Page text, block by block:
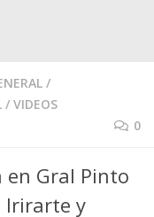
/
/ VIDEOS
0
en Gral Pinto
Irirarte y